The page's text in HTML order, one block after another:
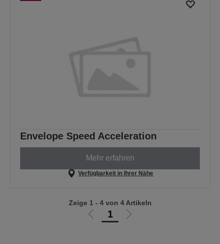
Envelope Speed Acceleration
Mehr erfahren
Verfügbarkeit in Ihrer Nähe
Zur
1
Zur
Zeige 1 - 4 von 4 Artikeln